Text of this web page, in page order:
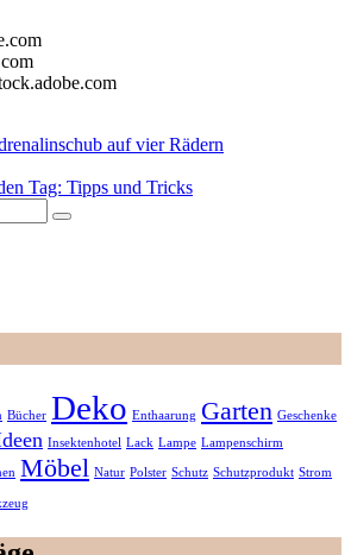
auf vier Rädern
Tag: Tipps und Tricks
Bücher Deko Enthaarung Garten Geschenke
Insektenhotel Lack Lampe Lampenschirm
Möbel Natur Polster Schutz Schutzprodukt Strom